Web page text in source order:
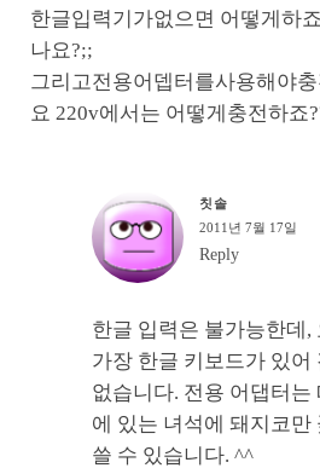
한글입력기가없으면 어떻게하
나요?;;
그리고전용어뎁터를사용해야
요 220v에서는 어떻게충전하죠
칫솔
2011년 7월 17일
Reply
한글 입력은 불가능한데,
가장 한글 키보드가 있어
없습니다. 전용 어댑터는
에 있는 녀석에 돼지코만
쓸 수 있습니다. ^^